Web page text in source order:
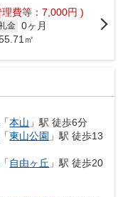
理費等：7,000円 )
金 0ヶ月
㎡
「本山 」駅 徒歩6分
「東山公園 」駅 徒歩13
「 自由ヶ丘 」駅 徒歩20